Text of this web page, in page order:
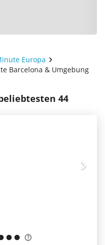
Europa
Barcelona & Umgebung
44